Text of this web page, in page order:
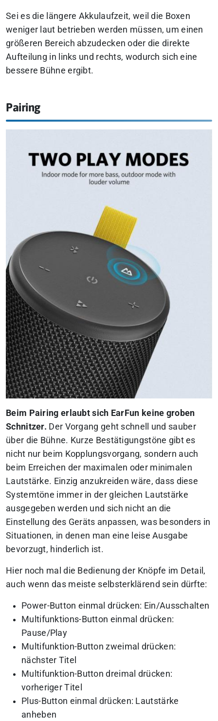
Sei es die längere Akkulaufzeit, weil die Boxen
weniger laut betrieben werden müssen, um einen
größeren Bereich abzudecken oder die direkte
Aufteilung in links und rechts, wodurch sich eine
bessere Bühne ergibt.
Pairing
Beim Pairing erlaubt sich EarFun keine groben
Schnitzer. Der Vorgang geht schnell und sauber
über die Bühne. Kurze Bestätigungstöne gibt es
nicht nur beim Kopplungsvorgang, sondern auch
beim Erreichen der maximalen oder minimalen
Lautstärke. Einzig anzukreiden wäre, dass diese
Systemtöne immer in der gleichen Lautstärke
ausgegeben werden und sich nicht an die
Einstellung des Geräts anpassen, was besonders in
Situationen, in denen man eine leise Ausgabe
bevorzugt, hinderlich ist.
Hier noch mal die Bedienung der Knöpfe im Detail,
auch wenn das meiste selbsterklärend sein dürfte:
Power-Button einmal drücken: Ein/Ausschalten
Multifunktions-Button einmal drücken:
Pause/Play
Multifunktion-Button zweimal drücken:
nächster Titel
Multifunktion-Button dreimal drücken:
vorheriger Titel
Plus-Button einmal drücken: Lautstärke
anheben